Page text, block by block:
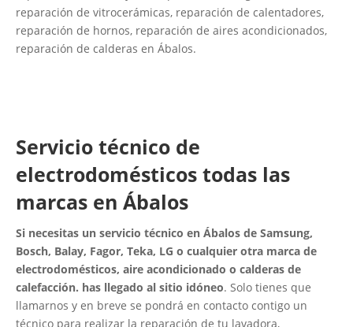
reparación de vitrocerámicas, reparación de calentadores,
reparación de hornos, reparación de aires acondicionados,
reparación de calderas en Ábalos.
Servicio técnico de
electrodomésticos todas las
marcas en Ábalos
Si necesitas un servicio técnico en Ábalos de Samsung,
Bosch, Balay, Fagor, Teka, LG o cualquier otra marca de
electrodomésticos, aire acondicionado o calderas de
calefacción. has llegado al sitio idóneo. Solo tienes que
llamarnos y en breve se pondrá en contacto contigo un
técnico para realizar la reparación de tu lavadora,